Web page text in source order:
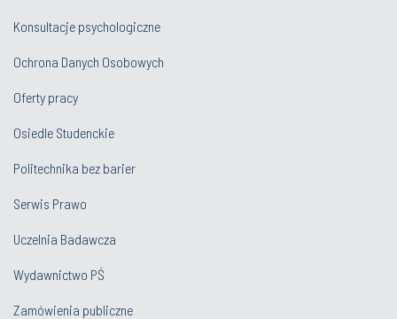
Konsultacje psychologiczne
Ochrona Danych Osobowych
Oferty pracy
Osiedle Studenckie
Politechnika bez barier
Serwis Prawo
Uczelnia Badawcza
Wydawnictwo PŚ
Zamówienia publiczne